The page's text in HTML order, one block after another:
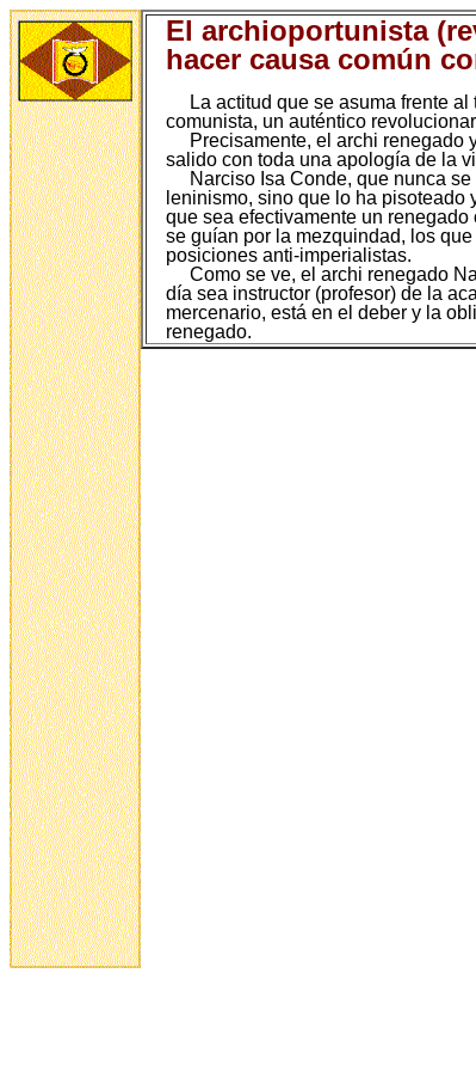
El archioportunista
hacer causa común
La actitud que se asuma frente
comunista, un auténtico
Precisamente, el archi renegado
salido con toda una apología de la
Narciso Isa Conde, que nunca
leninismo, sino que lo ha
que sea efectivamente un
se guían por la mezquindad, los
posiciones anti-imperialistas.
Como se ve, el archi renegado
día sea instructor (profesor) de la
mercenario, está en el deber y la
renegado.